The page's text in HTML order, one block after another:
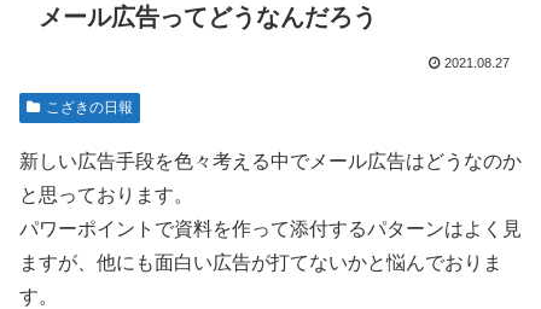
メール広告ってどうなんだろう
2021.08.27
こざきの日報
新しい広告手段を色々考える中でメール広告はどうなのか
と思っております。
パワーポイントで資料を作って添付するパターンはよく見
ますが、他にも面白い広告が打てないかと悩んでおりま
す。